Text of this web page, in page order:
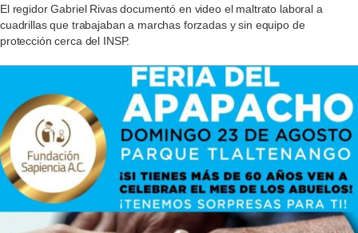
El regidor Gabriel Rivas documentó en video el maltrato laboral a
cuadrillas que trabajaban a marchas forzadas y sin equipo de
protección cerca del INSP.